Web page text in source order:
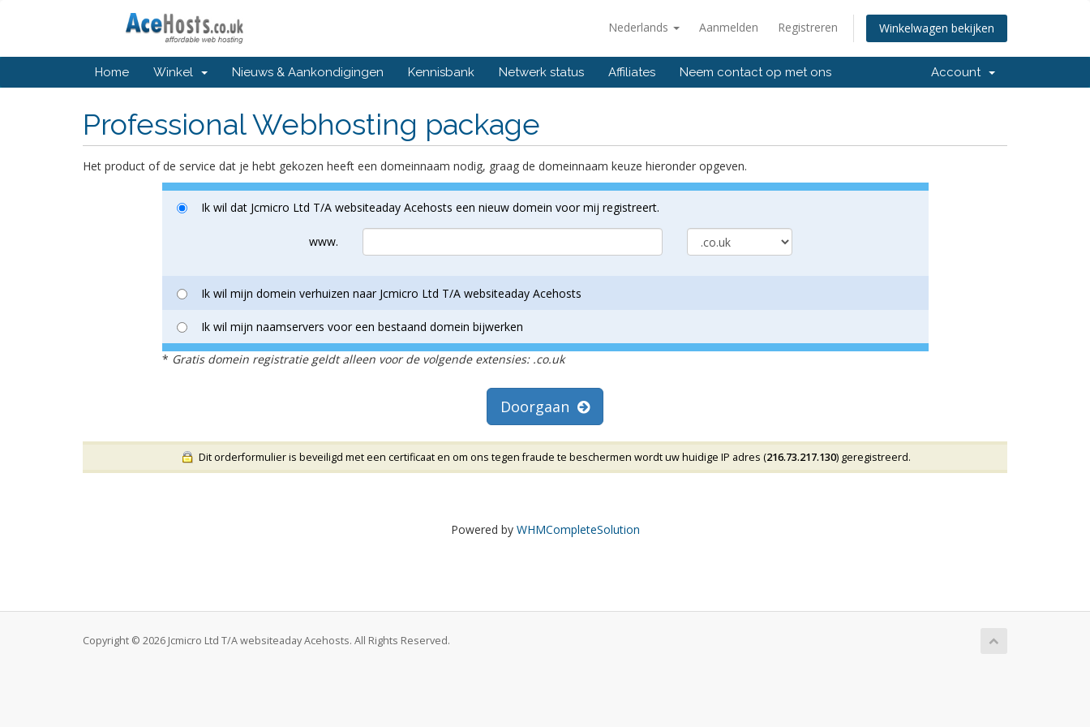
Nederlands Aanmelden Registreren Winkelwagen bekijken
Home Winkel Nieuws & Aankondigingen Kennisbank Netwerk status Affiliates Neem contact op met ons Account
Professional Webhosting package
Het product of de service dat je hebt gekozen heeft een domeinnaam nodig, graag de domeinnaam keuze hieronder opgeven.
Ik wil dat Jcmicro Ltd T/A websiteaday Acehosts een nieuw domein voor mij registreert.
www.
Ik wil mijn domein verhuizen naar Jcmicro Ltd T/A websiteaday Acehosts
Ik wil mijn naamservers voor een bestaand domein bijwerken
* Gratis domein registratie geldt alleen voor de volgende extensies: .co.uk
Doorgaan
Dit orderformulier is beveiligd met een certificaat en om ons tegen fraude te beschermen wordt uw huidige IP adres (216.73.217.130) geregistreerd.
Powered by WHMCompleteSolution
Copyright © 2026 Jcmicro Ltd T/A websiteaday Acehosts. All Rights Reserved.